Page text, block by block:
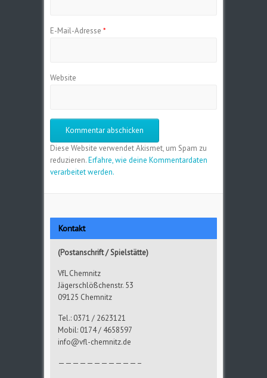
E-Mail-Adresse *
Website
Diese Website verwendet Akismet, um Spam zu
reduzieren.Erfahre, wie deine Kommentardaten
verarbeitet werden.
Kontakt
(Postanschrift / Spielstätte)
VfL Chemnitz
Jägerschlößchenstr. 53
09125 Chemnitz
Tel.: 0371 / 2623121
Mobil: 0174 / 4658597
info@vfl-chemnitz.de
———————————–